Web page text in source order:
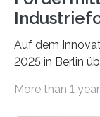
Auf dem
2025 in Berlin
More than 1